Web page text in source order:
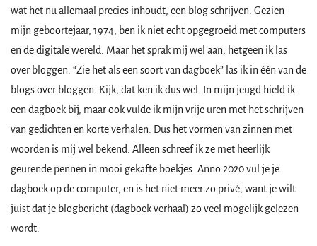
wat het nu allemaal precies inhoudt, een blog schrijven. Gezien
mijn geboortejaar, 1974, ben ik niet echt opgegroeid met computers
en de digitale wereld. Maar het sprak mij wel aan, hetgeen ik las
over bloggen. “Zie het als een soort van dagboek” las ik in één van de
blogs over bloggen. Kijk, dat ken ik dus wel. In mijn jeugd hield ik
een dagboek bij, maar ook vulde ik mijn vrije uren met het schrijven
van gedichten en korte verhalen. Dus het vormen van zinnen met
woorden is mij wel bekend. Alleen schreef ik ze met heerlijk
geurende pennen in mooi gekafte boekjes. Anno 2020 vul je je
dagboek op de computer, en is het niet meer zo privé, want je wilt
juist dat je blogbericht (dagboek verhaal) zo veel mogelijk gelezen
wordt.